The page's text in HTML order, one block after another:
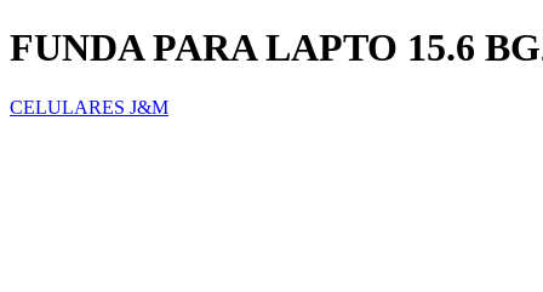
FUNDA PARA LAPTO 15.6
CELULARES J&M